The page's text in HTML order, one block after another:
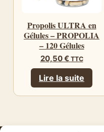
Propolis ULTRA en
Gélules – PROPOLIA
– 120 Gélules
20,50€ TTC
Lire la suite